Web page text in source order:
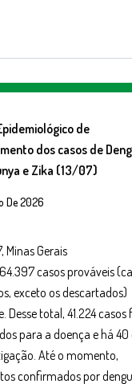
de
dos casos de
e Zika (13/07)
De 2026
Minas Gerais
casos prováveis
exceto os descartados)
Desse total, 41.224
para a doença e há 40
Até o momento,
confirmados por